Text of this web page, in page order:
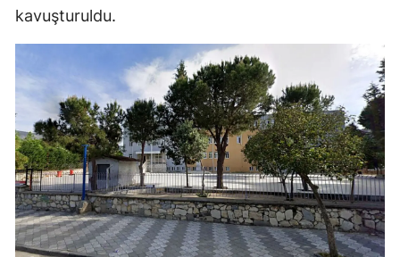
kavuşturuldu.